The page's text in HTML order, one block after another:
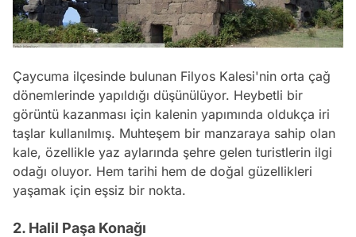
Çaycuma ilçesinde bulunan Filyos Kalesi'nin orta çağ
dönemlerinde yapıldığı düşünülüyor. Heybetli bir
görüntü kazanması için kalenin yapımında oldukça iri
taşlar kullanılmış. Muhteşem bir manzaraya sahip olan
kale, özellikle yaz aylarında şehre gelen turistlerin ilgi
odağı oluyor. Hem tarihi hem de doğal güzellikleri
yaşamak için eşsiz bir nokta.
2. Halil Paşa Konağı